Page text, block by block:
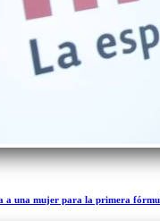
a una mujer para la primera